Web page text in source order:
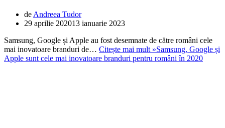
de Andreea Tudor
29 aprilie 202013 ianuarie 2023
Samsung, Google și Apple au fost desemnate de către români cele
mai inovatoare branduri de… Citește mai mult »Samsung, Google și
Apple sunt cele mai inovatoare branduri pentru români în 2020